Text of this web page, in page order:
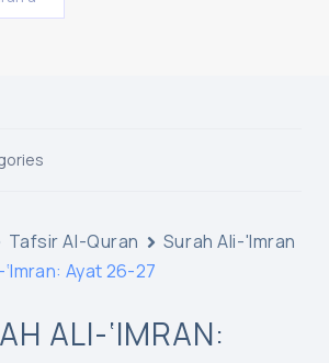
Tafsir Al-Quran
Surah Ali-'Imran
Ayat 26-27
ALI-‘IMRAN: